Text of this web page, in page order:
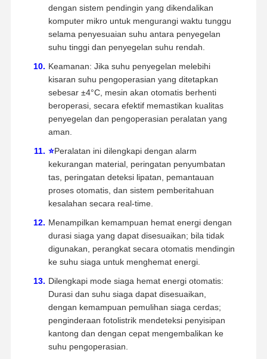
dengan sistem pendingin yang dikendalikan
komputer mikro untuk mengurangi waktu tunggu
selama penyesuaian suhu antara penyegelan
suhu tinggi dan penyegelan suhu rendah.
Keamanan: Jika suhu penyegelan melebihi
kisaran suhu pengoperasian yang ditetapkan
sebesar ±4°C, mesin akan otomatis berhenti
beroperasi, secara efektif memastikan kualitas
penyegelan dan pengoperasian peralatan yang
aman.
⭐Peralatan ini dilengkapi dengan alarm
kekurangan material, peringatan penyumbatan
tas, peringatan deteksi lipatan, pemantauan
proses otomatis, dan sistem pemberitahuan
kesalahan secara real-time.
Menampilkan kemampuan hemat energi dengan
durasi siaga yang dapat disesuaikan; bila tidak
digunakan, perangkat secara otomatis mendingin
ke suhu siaga untuk menghemat energi.
Dilengkapi mode siaga hemat energi otomatis:
Durasi dan suhu siaga dapat disesuaikan,
dengan kemampuan pemulihan siaga cerdas;
penginderaan fotolistrik mendeteksi penyisipan
kantong dan dengan cepat mengembalikan ke
suhu pengoperasian.